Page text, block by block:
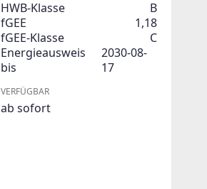
HWB-Klasse
B
fGEE
1,18
fGEE-Klasse
C
Energieausweis
bis
2030-08-
17
VERFÜGBAR
ab sofort